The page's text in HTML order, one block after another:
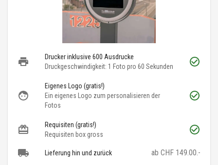
Drucker inklusive 600 Ausdrucke
Druckgeschwindigkeit: 1 Foto pro 60 Sekunden
Eigenes Logo (gratis!)
Ein eigenes Logo zum personalisieren der
Fotos
Requisiten (gratis!)
Requisiten box gross
Lieferung hin und zurück ab CHF 149.00.-